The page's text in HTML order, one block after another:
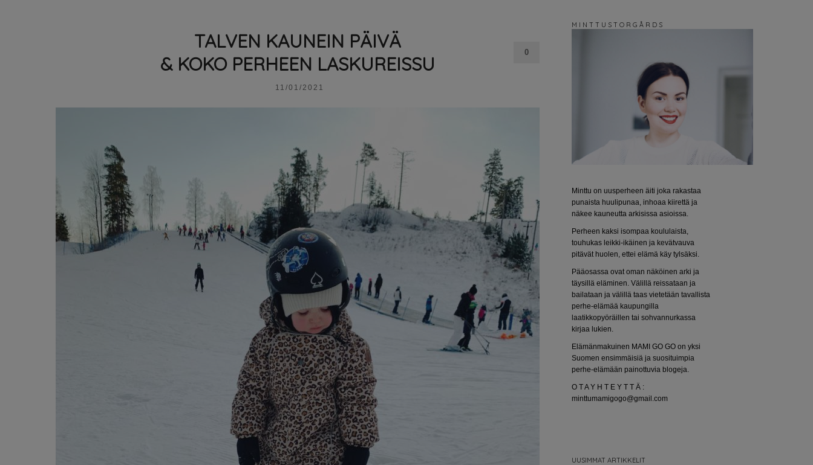
TALVEN KAUNEIN PÄIVÄ
& KOKO PERHEEN LASKUREISSU
11/01/2021
0
M I N T T U S T O R G Å R D S
Minttu on uusperheen äiti joka rakastaa
punaista huulipunaa, inhoaa kiirettä ja
näkee kauneutta arkisissa asioissa.
Perheen kaksi isompaa koululaista,
touhukas leikki-ikäinen ja kevätvauva
pitävät huolen, ettei elämä käy tylsäksi.
Pääosassa ovat oman näköinen arki ja
täysillä eläminen. Välillä reissataan ja
bailataan ja välillä taas vietetään tavallista
perhe-elämää kaupungilla
laatikkopyöräillen tai sohvannurkassa
kirjaa lukien.
Elämänmakuinen MAMI GO GO on yksi
Suomen ensimmäisiä ja suosituimpia
perhe-elämään painottuvia blogeja.
O T A Y H T E Y T T Ä :
minttumamigogo@gmail.com
UUSIMMAT ARTIKKELIT